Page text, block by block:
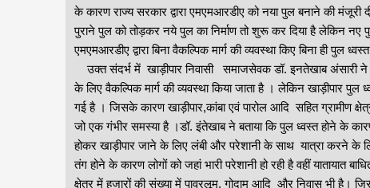
के कारण राज्य सरकार द्वारा एमएमआरडीए को नया पुल बनाने की
पुराने पुल को तोड़कर नये पुल का निर्माण तो शुरू कर दिया है लेकिन नए
एमएमआरडीए द्वारा बिना वैकल्पिक मार्ग की व्यवस्था किए बिना ही पुल
उक्त संदर्भ में खाड़ीपार निवासी समाजसेवक डॉ. इनतेखाब अंसारी
के लिए वैकल्पिक मार्ग की व्यवस्था किया जाता है । लेकिन खाड़ीपार
गई है । जिसके कारण खाड़ीपार,कांबा एवं पारोल आदि सहित ग्रामीण
जो एक गंभीर समस्या है ।डॉ. इंतेखाब ने बताया कि पुल ध्वस्त होने के
होकर खाड़ीपार जाने के लिए लंबी और परेशानी के साथ यात्रा करने के
तंग होने के कारण लोगों को जहां भारी परेशानी हो रही है वहीं यातायात
क्षेत्र में हजारों की संख्या में पावरलूम, गोदाम आदि और निवास भी है।